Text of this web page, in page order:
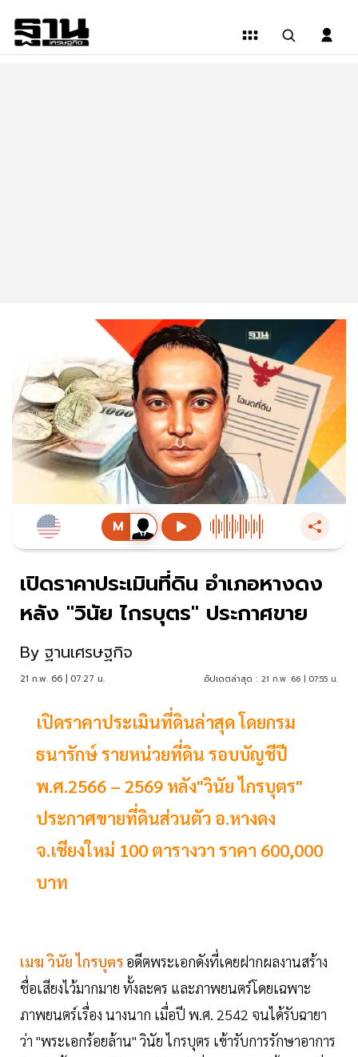
เปิดราคาประเมินที่ดิน อำเภอหางดง
หลัง "วินัย ไกรบุตร" ประกาศขาย
By ฐานเศรษฐกิจ
21 ก.พ. 66 | 07:27 น. อัปเดตล่าสุด : 21 ก.พ. 66 | 07:55 น.
เปิดราคาประเมินที่ดินล่าสุด โดยกรม
ธนารักษ์ รายหน่วยที่ดิน รอบบัญชีปี
พ.ศ.2566 – 2569 หลัง"วินัย ไกรบุตร"
ประกาศขายที่ดินส่วนตัว อ.หางดง
จ.เชียงใหม่ 100 ตารางวา ราคา 600,000
บาท
เมฆ วินัย ไกรบุตร อดีตพระเอกดังที่เคยฝากผลงานสร้าง
ชื่อเสียงไว้มากมาย ทั้งละคร และภาพยนตร์โดยเฉพาะ
ภาพยนตร์เรื่อง นางนาก เมื่อปี พ.ศ. 2542 จนได้รับฉายา
ว่า "พระเอกร้อยล้าน" วินัย ไกรบุตร เข้ารับการรักษาอาการ